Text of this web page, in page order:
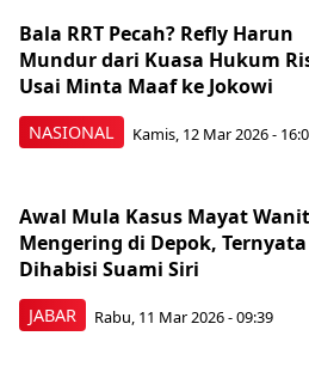
NASIONAL
Bala RRT Pecah? Refly Harun
Mundur dari Kuasa Hukum
Usai Minta Maaf ke Jokowi
Kamis, 12 Mar 2026 -
JABAR
Awal Mula Kasus Mayat
Mengering di Depok, Ternyata
Dihabisi Suami Siri
Rabu, 11 Mar 2026 - 09:39